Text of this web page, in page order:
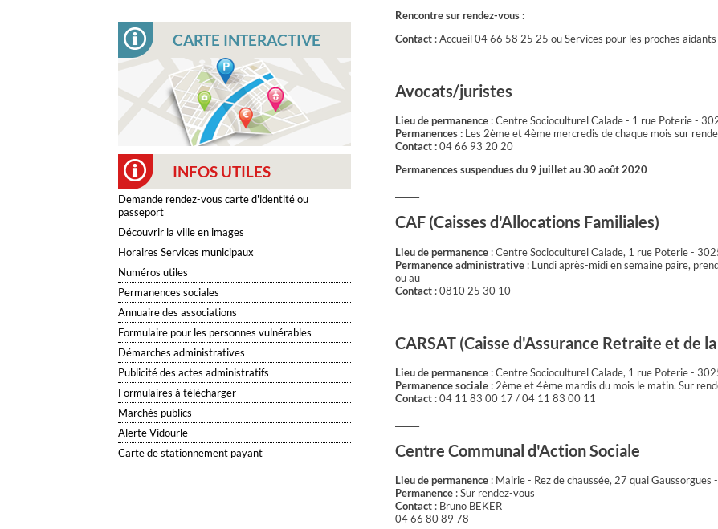
CARTE INTERACTIVE
INFOS UTILES
Demande rendez-vous carte d'identité ou
passeport
Découvrir la ville en images
Horaires Services municipaux
Numéros utiles
Permanences sociales
Annuaire des associations
Formulaire pour les personnes vulnérables
Démarches administratives
Publicité des actes administratifs
Formulaires à télécharger
Marchés publics
Alerte Vidourle
Carte de stationnement payant
Rencontre sur rendez-vous :
Contact : Accueil 04 66 58 25 25 ou Services pour les proches
Avocats/juristes
Lieu de permanence : Centre Socioculturel Calade - 1 rue Poterie -
Permanences : Les 2ème et 4ème mercredis de chaque mois sur
Contact :04 66 93 20 20
Permanences suspendues du 9 juillet au 30 août 2020
CAF (Caisses d'Allocations Familiales)
Lieu de permanence : Centre Socioculturel Calade, 1 rue Poterie -
Permanence administrative : Lundi après-midi en semaine paire,
ou au
Contact : 0810 25 30 10
CARSAT (Caisse d'Assurance Retraite et de
Lieu de permanence : Centre Socioculturel Calade, 1 rue Poterie -
Permanence sociale : 2ème et 4ème mardis du mois le matin. Sur
Contact : 04 11 83 00 17 / 04 11 83 00 11
Centre Communal d'Action Sociale
Lieu de permanence : Mairie - Rez de chaussée, 27 quai
Permanence : Sur rendez-vous
Contact : Bruno BEKER
04 66 80 89 78